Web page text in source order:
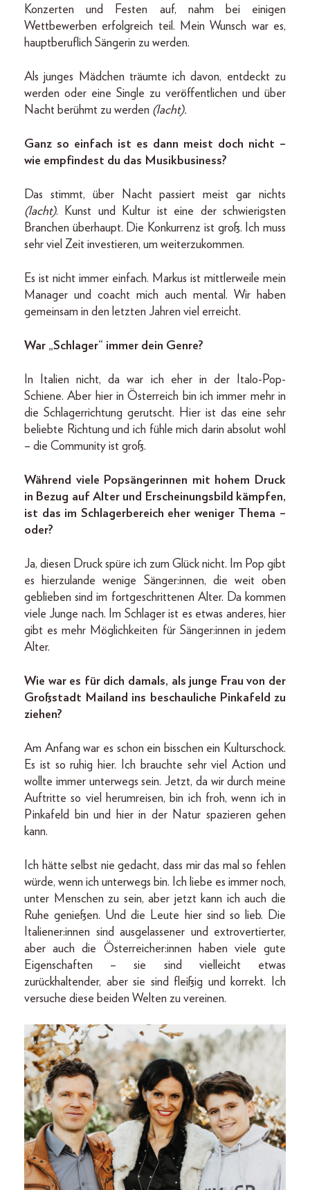
Konzerten und Festen auf, nahm bei einigen
Wettbewerben erfolgreich teil. Mein Wunsch war es,
hauptberuflich Sängerin zu werden.
Als junges Mädchen träumte ich davon, entdeckt zu
werden oder eine Single zu veröffentlichen und über
Nacht berühmt zu werden (lacht).
Ganz so einfach ist es dann meist doch nicht –
wie empfindest du das Musikbusiness?
Das stimmt, über Nacht passiert meist gar nichts
(lacht). Kunst und Kultur ist eine der schwierigsten
Branchen überhaupt. Die Konkurrenz ist groß. Ich muss
sehr viel Zeit investieren, um weiterzukommen.
Es ist nicht immer einfach. Markus ist mittlerweile mein
Manager und coacht mich auch mental. Wir haben
gemeinsam in den letzten Jahren viel erreicht.
War „Schlager“ immer dein Genre?
In Italien nicht, da war ich eher in der Italo-Pop-
Schiene. Aber hier in Österreich bin ich immer mehr in
die Schlagerrichtung gerutscht. Hier ist das eine sehr
beliebte Richtung und ich fühle mich darin absolut wohl
– die Community ist groß.
Während viele Popsängerinnen mit hohem Druck
in Bezug auf Alter und Erscheinungsbild kämpfen,
ist das im Schlagerbereich eher weniger Thema –
oder?
Ja, diesen Druck spüre ich zum Glück nicht. Im Pop gibt
es hierzulande wenige Sänger:innen, die weit oben
geblieben sind im fortgeschrittenen Alter. Da kommen
viele Junge nach. Im Schlager ist es etwas anderes, hier
gibt es mehr Möglichkeiten für Sänger:innen in jedem
Alter.
Wie war es für dich damals, als junge Frau von der
Großstadt Mailand ins beschauliche Pinkafeld zu
ziehen?
Am Anfang war es schon ein bisschen ein Kulturschock.
Es ist so ruhig hier. Ich brauchte sehr viel Action und
wollte immer unterwegs sein. Jetzt, da wir durch meine
Auftritte so viel herumreisen, bin ich froh, wenn ich in
Pinkafeld bin und hier in der Natur spazieren gehen
kann.
Ich hätte selbst nie gedacht, dass mir das mal so fehlen
würde, wenn ich unterwegs bin. Ich liebe es immer noch,
unter Menschen zu sein, aber jetzt kann ich auch die
Ruhe genießen. Und die Leute hier sind so lieb. Die
Italiener:innen sind ausgelassener und extrovertierter,
aber auch die Österreicher:innen haben viele gute
Eigenschaften – sie sind vielleicht etwas
zurückhaltender, aber sie sind fleißig und korrekt. Ich
versuche diese beiden Welten zu vereinen.